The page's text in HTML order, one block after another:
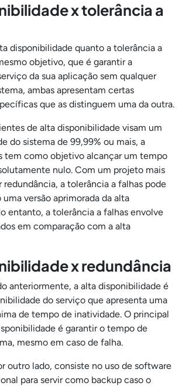
x tolerância a
disponibilidade quanto a tolerância a
objetivo, que é garantir a
da sua aplicação sem qualquer
ambas apresentam certas
que as distinguem uma da outra.
de alta disponibilidade visam um
do sistema de 99,99% ou mais, a
tem como objetivo alcançar um tempo
nulo. Com um projeto mais
a tolerância a falhas pode
versão aprimorada da alta
entanto, a tolerância a falhas envolve
em comparação com a alta
x redundância
anteriormente, a alta disponibilidade é
do serviço que apresenta uma
de tempo de inatividade. O principal
é garantir o tempo de
mesmo em caso de falha.
outro lado, consiste no uso de software
para servir como backup caso o